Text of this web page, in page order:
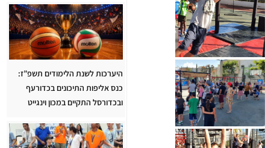
היערכות לשנת הלימודים תשפ”ז:
כנס אליפות התיכונים בכדורעף
ובכדורסל התקיים במכון וינגייט